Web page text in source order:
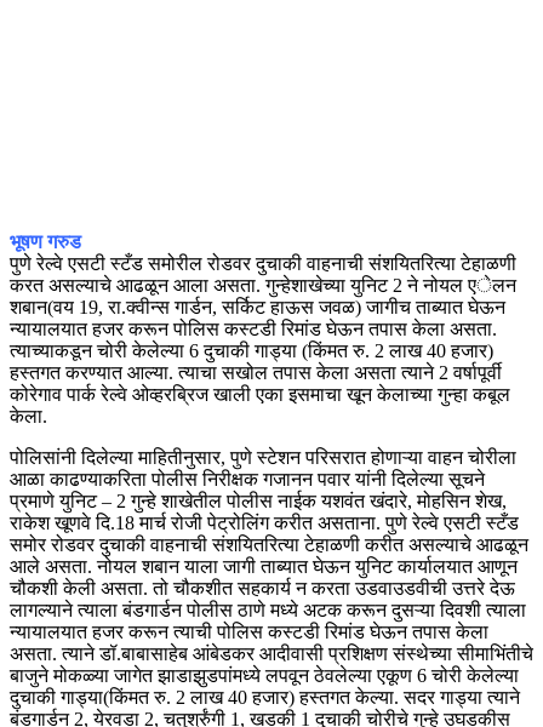
भूषण गरुड
पुणे रेल्वे एसटी स्टँड समोरील रोडवर दुचाकी वाहनाची संशयितरित्या टेहाळणी
करत असल्याचे आढळून आला असता. गुन्हेशाखेच्या युनिट 2 ने नोयल एेलन
शबान(वय 19, रा.क्वीन्स गार्डन, सर्किट हाऊस जवळ) जागीच ताब्यात घेऊन
न्यायालयात हजर करून पोलिस कस्टडी रिमांड घेऊन तपास केला असता.
त्याच्याकडून चोरी केलेल्या 6 दुचाकी गाड्या (किंमत रु. 2 लाख 40 हजार)
हस्तगत करण्यात आल्या. त्याचा सखोल तपास केला असता त्याने 2 वर्षापूर्वी
कोरेगाव पार्क रेल्वे ओव्हरब्रिज खाली एका इसमाचा खून केलाच्या गुन्हा कबूल
केला.
पोलिसांनी दिलेल्या माहितीनुसार, पुणे स्टेशन परिसरात होणाऱ्या वाहन चोरीला
आळा काढण्याकरिता पोलीस निरीक्षक गजानन पवार यांनी दिलेल्या सूचने
प्रमाणे युनिट – 2 गुन्हे शाखेतील पोलीस नाईक यशवंत खंदारे, मोहसिन शेख,
राकेश खूणवे दि.18 मार्च रोजी पेट्रोलिंग करीत असताना. पुणे रेल्वे एसटी स्टँड
समोर रोडवर दुचाकी वाहनाची संशयितरित्या टेहाळणी करीत असल्याचे आढळून
आले असता. नोयल शबान याला जागी ताब्यात घेऊन युनिट कार्यालयात आणून
चौकशी केली असता. तो चौकशीत सहकार्य न करता उडवाउडवीची उत्तरे देऊ
लागल्याने त्याला बंडगार्डन पोलीस ठाणे मध्ये अटक करून दुसऱ्या दिवशी त्याला
न्यायालयात हजर करून त्याची पोलिस कस्टडी रिमांड घेऊन तपास केला
असता. त्याने डॉ.बाबासाहेब आंबेडकर आदीवासी प्रशिक्षण संस्थेच्या सीमाभिंतीचे
बाजुने मोकळ्या जागेत झाडाझुडपांमध्ये लपवून ठेवलेल्या एकूण 6 चोरी केलेल्या
दुचाकी गाड्या(किंमत रु. 2 लाख 40 हजार) हस्तगत केल्या. सदर गाड्या त्याने
बंडगार्डन 2, येरवडा 2, चतुर्श्रुंगी 1, खडकी 1 दुचाकी चोरीचे गुन्हे उघडकीस